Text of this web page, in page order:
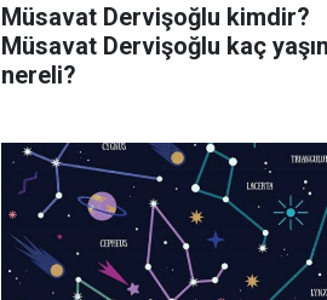
Müsavat Dervişoğlu kimdir?
Müsavat Dervişoğlu kaç
nereli?